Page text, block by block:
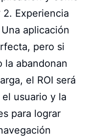
Experiencia
aplicación
pero si
la abandonan
el ROI será
usuario y la
para lograr